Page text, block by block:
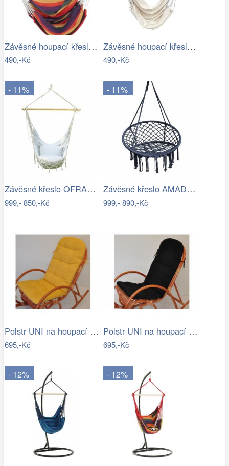
Závěsné houpací křeslo Cozyz pásek…
490,-Kč
Závěsné houpací křeslo Cozyz béžová
490,-Kč
- 11%
Závěsné křeslo OFRAME Tempo Kondela
999,-850,-Kč
- 11%
Závěsné křeslo AMADO 2 NEW Tempo Kondela
999,-890,-Kč
Polstr UNI na houpací křeslo - žlutý…
695,-Kč
Polstr UNI na houpací křeslo - látka…
695,-Kč
- 12% - 12%